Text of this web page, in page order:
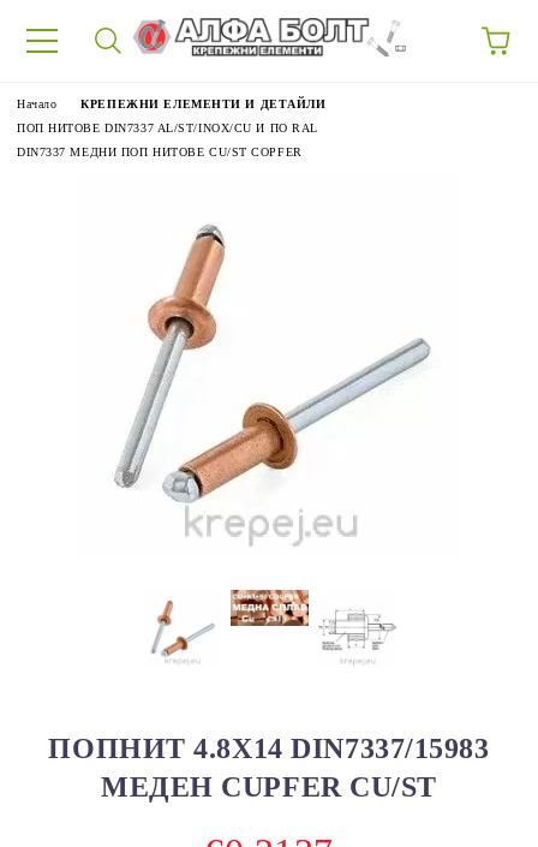
Начало
КРЕПЕЖНИ ЕЛЕМЕНТИ И ДЕТАЙЛИ
ПОП НИТОВЕ DIN7337 AL/ST/INOX/CU И ПО RAL
DIN7337 МЕДНИ ПОП НИТОВЕ CU/ST COPFER
ПОПНИТ 4.8Х14 DIN7337/15983
МЕДЕН CUPFER CU/ST